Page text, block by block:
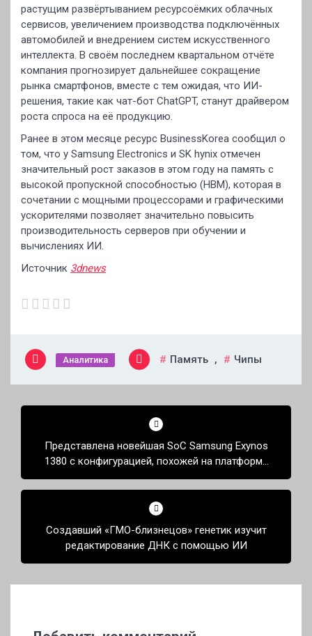
растущим развёртыванием ресурсоёмких облачных
сервисов, увеличением производства подключённых
автомобилей и внедрением систем искусственного
интеллекта. В своём последнем квартальном отчёте
компания прогнозирует дальнейшее сокращение
рынка смартфонов, вместе с тем ожидая, что ИИ-
решения, такие как чат-бот ChatGPT, станут драйвером
роста спроса на её продукцию.
Ранее в этом месяце ресурс BusinessKorea сообщил о
том, что у Samsung Electronics и SK hynix отмечен
значительный рост заказов в этом году на память с
высокой пропускной способностью (HBM), которая в
сочетании с мощными процессорами и графическими
ускорителями позволяет значительно повысить
производительность серверов при обучении и
вычислениях ИИ.
Источник 3dnews
Аналитика Память , Чипы
Навигация
записямПредставлена новейшая SoC Samsung Exynos
1380 с конфигурацией, похожей на платформу
Qualcomm двухлетней давности
Создавший «ГМО-близнецов» генетик изучит
редактирование ДНК с помощью ИИ